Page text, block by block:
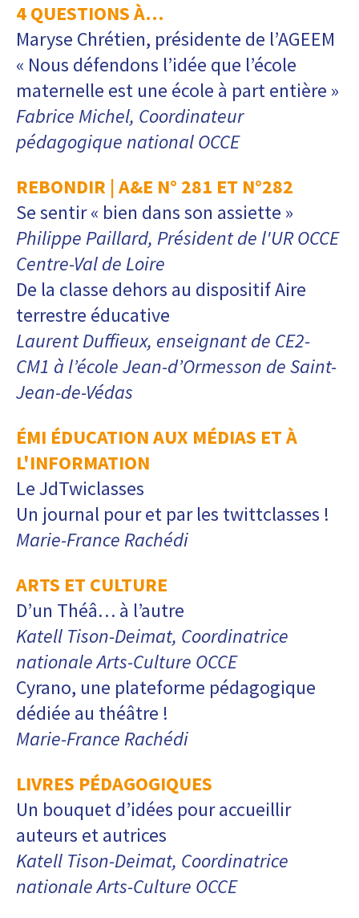
4 QUESTIONS À…
Maryse Chrétien, présidente de l’AGEEM
« Nous défendons l’idée que l’école
maternelle est une école à part entière »
Fabrice Michel, Coordinateur
pédagogique national OCCE
REBONDIR | A&E N° 281 ET N°282
Se sentir « bien dans son assiette »
Philippe Paillard, Président de l'UR OCCE
Centre-Val de Loire
De la classe dehors au dispositif Aire
terrestre éducative
Laurent Duffieux, enseignant de CE2-
CM1 à l’école Jean-d’Ormesson de Saint-
Jean-de-Védas
ÉMI ÉDUCATION AUX MÉDIAS ET À
L'INFORMATION
Le JdTwiclasses
Un journal pour et par les twittclasses !
Marie-France Rachédi
ARTS ET CULTURE
D’un Théâ… à l’autre
Katell Tison-Deimat, Coordinatrice
nationale Arts-Culture OCCE
Cyrano, une plateforme pédagogique
dédiée au théâtre !
Marie-France Rachédi
LIVRES PÉDAGOGIQUES
Un bouquet d’idées pour accueillir
auteurs et autrices
Katell Tison-Deimat, Coordinatrice
nationale Arts-Culture OCCE